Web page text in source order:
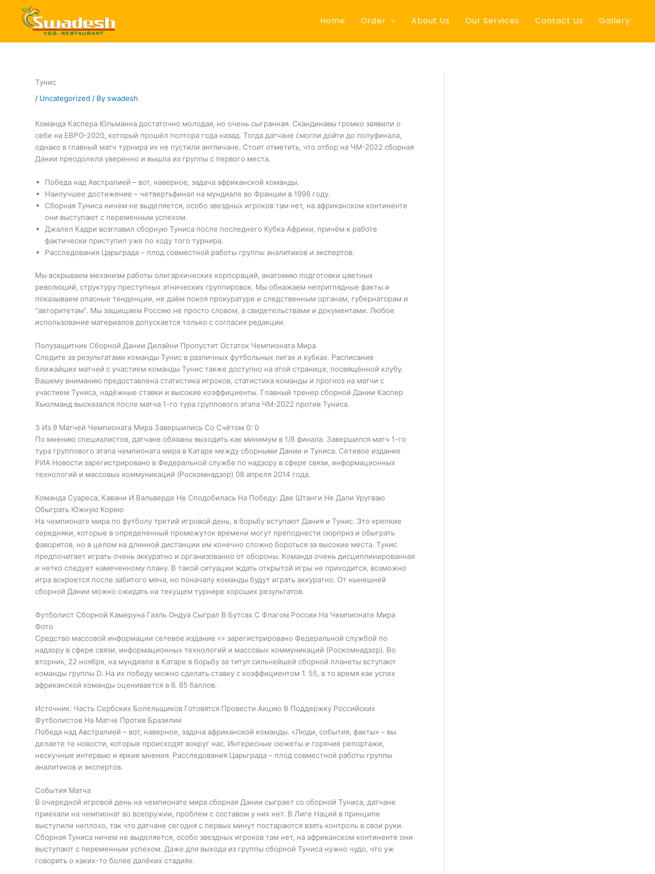
Home Order About Us Our Services Contact Us Gallery
Тунис
/ Uncategorized / By swadesh
Команда Каспера Юльманна достаточно молодая, но очень сыгранная. Скандинавы громко заявили о
себе на ЕВРО-2020, который прошёл полтора года назад. Тогда датчане смогли дойти до полуфинала,
однако в главный матч турнира их не пустили англичане. Стоит отметить, что отбор на ЧМ-2022 сборная
Дании преодолела уверенно и вышла из группы с первого места.
Победа над Австралией – вот, наверное, задача африканской команды.
Наилучшее достижение – четвертьфинал на мундиале во Франции в 1998 году.
Сборная Туниса ничем не выделяется, особо звездных игроков там нет, на африканском континенте
они выступают с переменным успехом.
Джалел Кадри возглавил сборную Туниса после последнего Кубка Африки, причём к работе
фактически приступил уже по ходу того турнира.
Расследования Царьграда – плод совместной работы группы аналитиков и экспертов.
Мы вскрываем механизм работы олигархических корпораций, анатомию подготовки цветных
революций, структуру преступных этнических группировок. Мы обнажаем неприглядные факты и
показываем опасные тенденции, не даём покоя прокуратуре и следственным органам, губернаторам и
“авторитетам”. Мы защищаем Россию не просто словом, а свидетельствами и документами. Любое
использование материалов допускается только с согласия редакции.
Полузащитник Сборной Дании Дилэйни Пропустит Остаток Чемпионата Мира
Следите за результатами команды Тунис в различных футбольных лигах и кубках. Расписание
ближайших матчей с участием команды Тунис также доступно на этой странице, посвящённой клубу.
Вашему вниманию предоставлена статистика игроков, статистика команды и прогноз на матчи с
участием Туниса, надёжные ставки и высокие коэффициенты. Главный тренер сборной Дании Каспер
Хьюлманд высказался после матча 1-го тура группового этапа ЧМ-2022 против Туниса.
​3 Из 9 Матчей Чемпионата Мира Завершились Со Счётом 0: 0
По мнению специалистов, датчане обязаны выходить как минимум в 1/8 финала. Завершился матч 1-го
тура группового этапа чемпионата мира в Катаре между сборными Дании и Туниса. Сетевое издание
РИА Новости зарегистрировано в Федеральной службе по надзору в сфере связи, информационных
технологий и массовых коммуникаций (Роскомнадзор) 08 апреля 2014 года.
Команда Суареса, Кавани И Вальверде Не Сподобилась На Победу: Две Штанги Не Дали Уругваю
Обыграть Южную Корею
На чемпионате мира по футболу третий игровой день, в борьбу вступают Дания и Тунис. Это крепкие
середняки, которые в определенный промежуток времени могут преподнести сюрприз и обыграть
фаворитов, но в целом на длинной дистанции им конечно сложно бороться за высокие места. Тунис
предпочитает играть очень аккуратно и организованно от обороны. Команда очень дисциплинированная
и четко следует намеченному плану. В такой ситуации ждать открытой игры не приходится, возможно
игра вскроется после забитого мяча, но поначалу команды будут играть аккуратно. От нынешней
сборной Дании можно ожидать на текущем турнире хороших результатов.
Футболист Сборной Камеруна Гаэль Ондуа Сыграл В Бутсах С Флагом России На Чемпионате Мира
Фото
Средство массовой информации сетевое издание «» зарегистрировано Федеральной службой по
надзору в сфере связи, информационных технологий и массовых коммуникаций (Роскомнадзор). Во
вторник, 22 ноября, на мундиале в Катаре в борьбу за титул сильнейшей сборной планеты вступают
команды группы D. На их победу можно сделать ставку с коэффициентом 1. 55, в то время как успех
африканской команды оценивается в 6. 85 баллов.
Источник: Часть Сербских Болельщиков Готовятся Провести Акцию В Поддержку Российских
Футболистов На Матче Против Бразилии
Победа над Австралией – вот, наверное, задача африканской команды. «Люди, события, факты» – вы
делаете те новости, которые происходят вокруг нас. Интересные сюжеты и горячие репортажи,
нескучные интервью и яркие мнения. Расследования Царьграда – плод совместной работы группы
аналитиков и экспертов.
События Матча
В очередной игровой день на чемпионате мира сборная Дании сыграет со сборной Туниса, датчане
приехали на чемпионат во всеоружии, проблем с составом у них нет. В Лиге Наций в принципе
выступили неплохо, так что датчане сегодня с первых минут постараются взять контроль в свои руки.
Сборная Туниса ничем не выделяется, особо звездных игроков там нет, на африканском континенте они
выступают с переменным успехом. Даже для выхода из группы сборной Туниса нужно чудо, что уж
говорить о каких-то более далёких стадиях.